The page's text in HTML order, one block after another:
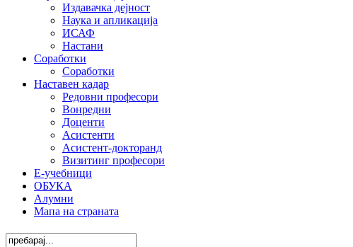
Издавачка дејност
Наука и апликација
ИСАФ
Настани
Соработки
Соработки
Наставен кадар
Редовни професори
Вонредни
Доценти
Асистенти
Асистент-докторанд
Визитинг професори
Е-учебници
ОБУКА
Алумни
Мапа на страната